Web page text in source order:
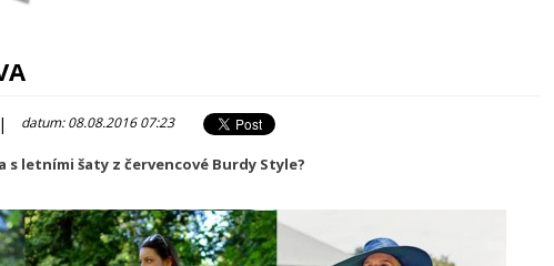
| datum: 08.08.2016 07:23
s letními šaty z červencové Burdy Style?